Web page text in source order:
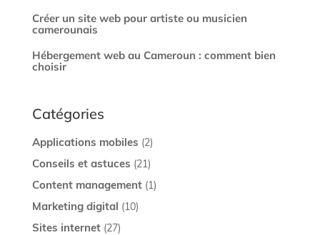
Créer un site web pour artiste ou musicien
camerounais
Hébergement web au Cameroun : comment bien
choisir
Catégories
Applications mobiles (2)
Conseils et astuces (21)
Content management(1)
Marketing digital (10)
Sites internet(27)